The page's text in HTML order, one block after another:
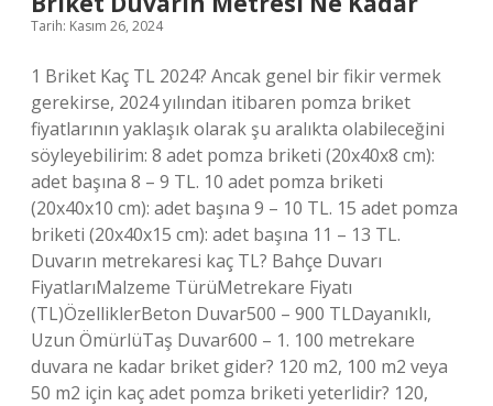
Tarih: Kasım 26, 2024
1 Briket Kaç TL 2024? Ancak genel bir fikir vermek
gerekirse, 2024 yılından itibaren pomza briket
fiyatlarının yaklaşık olarak şu aralıkta olabileceğini
söyleyebilirim: 8 adet pomza briketi (20x40x8 cm):
adet başına 8 – 9 TL. 10 adet pomza briketi
(20x40x10 cm): adet başına 9 – 10 TL. 15 adet pomza
briketi (20x40x15 cm): adet başına 11 – 13 TL.
Duvarın metrekaresi kaç TL? Bahçe Duvarı
FiyatlarıMalzeme TürüMetrekare Fiyatı
(TL)ÖzelliklerBeton Duvar500 – 900 TLDayanıklı,
Uzun ÖmürlüTaş Duvar600 – 1. 100 metrekare
duvara ne kadar briket gider? 120 m2, 100 m2 veya
50 m2 için kaç adet pomza briketi yeterlidir? 120,